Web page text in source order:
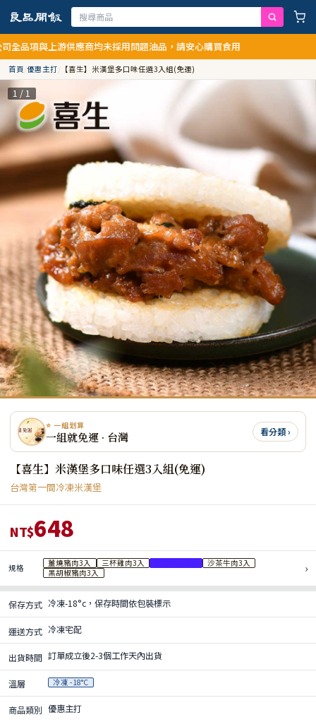
供應商均未採用問題油品，請安心購買食用
首頁/優惠主打/ 【喜生】米漢堡多口味任選3入組(免運)
1 / 1
⭐ 一組划算
一組就免運 · 台灣 看分類 ›
【喜生】米漢堡多口味任選3入組(免運)
台灣第一間冷凍米漢堡
NT$648
規格 薑燒豬肉3入 三杯雞肉3入
沙茶牛肉3入
黑胡椒豬肉3入
›
保存方式 冷凍-18°c，保存時間依包裝標示
運送方式 冷凍宅配
出貨時間 訂單成立後2-3個工作天內出貨
溫層 冷凍 -18°C
商品類別 優惠主打